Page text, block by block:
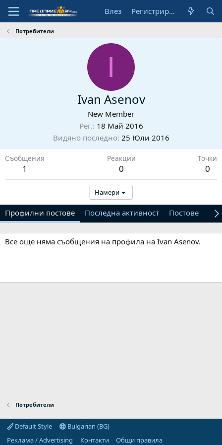
Влез Регистрирай се
Потребители
I
Ivan Asenov
New Member
Рег. 18 Май 2016
Видяно последно 25 Юли 2016
Съобщения
1
Реакции
0
Точки
0
Намери
Профилни постове Последна активност Постове
Все още няма съобщения на профила на Ivan Asenov.
Потребители
Default Style
Bulgarian (BG)
Реклама / Advertising
Контакти
Общи правила